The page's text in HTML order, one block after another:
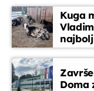
Glazbeni
Opustite se uz
emisija. Blok
domaće i strane
trenutke
DANAS NA
09:40
Kuga
bolesti
Doma